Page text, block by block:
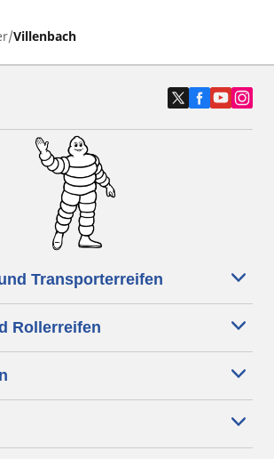
Villenbach
Transporterreifen
Rollerreifen